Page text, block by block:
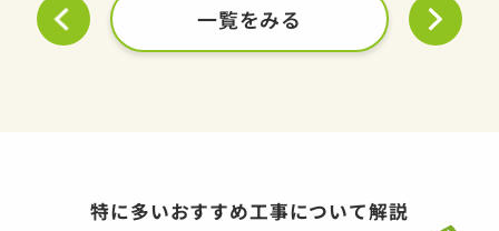
一覧をみる
特に多いおすすめ工事について解説